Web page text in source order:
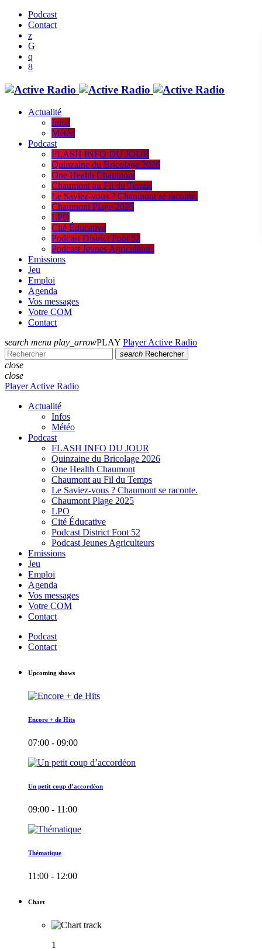
Podcast
Contact
Actualité
Infos
Météo
Podcast
FLASH INFO DU JOUR
Quinzaine du Bricolage 2026
One Health Chaumont
Chaumont au Fil du Temps
Le Saviez-vous ? Chaumont se raconte.
Chaumont Plage 2025
LPO
Cité Éducative
Podcast District Foot 52
Podcast Jeunes Agriculteurs
Emissions
Jeu
Emploi
Agenda
Vos messages
Votre COM
Contact
search menu play_arrowPLAY Player Active Radio
search Rechercher
close
close
Player Active Radio
Actualité
Infos
Météo
Podcast
FLASH INFO DU JOUR
Quinzaine du Bricolage 2026
One Health Chaumont
Chaumont au Fil du Temps
Le Saviez-vous ? Chaumont se raconte.
Chaumont Plage 2025
LPO
Cité Éducative
Podcast District Foot 52
Podcast Jeunes Agriculteurs
Emissions
Jeu
Emploi
Agenda
Vos messages
Votre COM
Contact
Podcast
Contact
Upcoming shows
Encore + de Hits
07:00 - 09:00
Un petit coup d’accordéon
09:00 - 11:00
Thématique
11:00 - 12:00
Chart
1